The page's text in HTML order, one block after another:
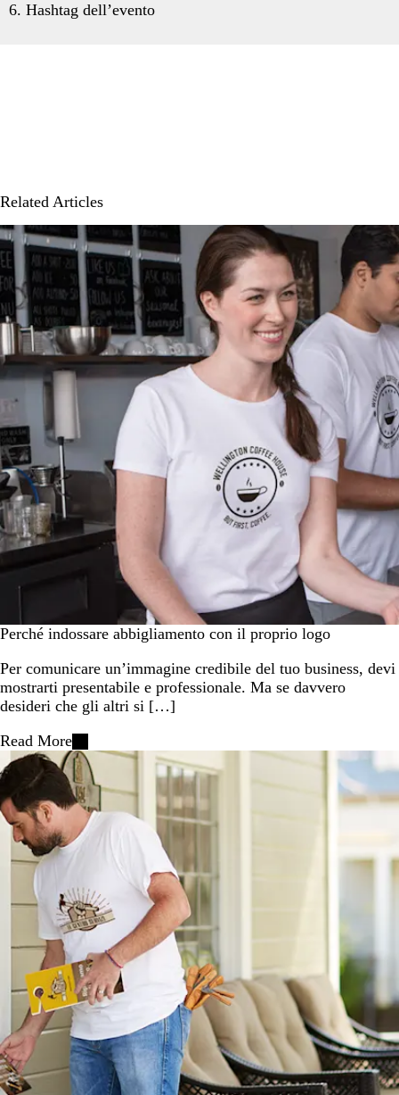
6. Hashtag dell’evento
Related Articles
Perché indossare abbigliamento con il proprio logo
Per comunicare un’immagine credibile del tuo business, devi
mostrarti presentabile e professionale. Ma se davvero
desideri che gli altri si […]
Read More